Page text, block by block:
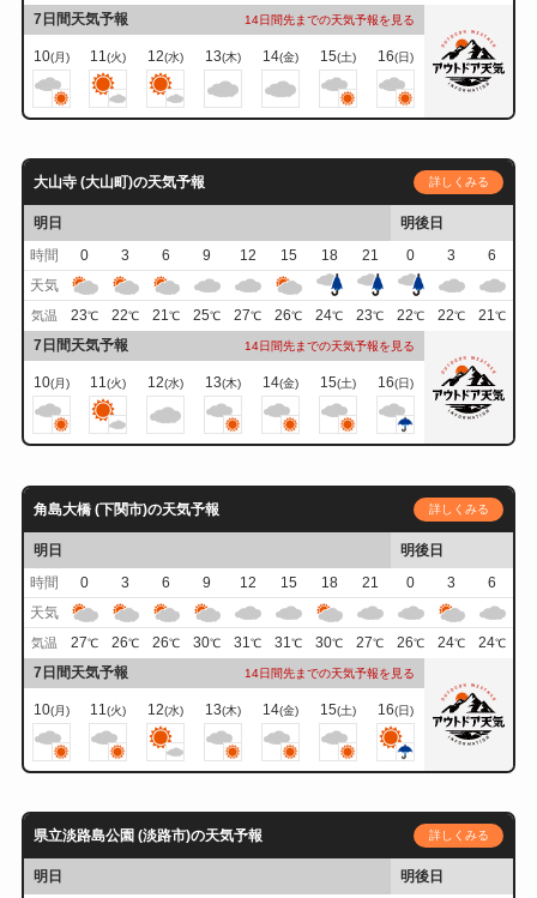
7日間天気予報 14日間先までの天気予報を見る
10(月) 11(火) 12(水) 13(木) 14(金) 15(土) 16(日)
大山寺 (大山町)の天気予報 詳しくみる
明日
明後日
時間
0 3 6 9 12 15 18 21 0 3
6
天気
気温 23℃ 22℃ 21℃ 25℃ 27℃ 26℃ 24℃ 23℃ 22℃ 22℃ 21℃
7日間天気予報 14日間先までの天気予報を見る
10(月) 11(火) 12(水) 13(木) 14(金) 15(土) 16(日)
角島大橋 (下関市)の天気予報 詳しくみる
明日
明後日
時間
0 3 6 9 12 15 18 21 0 3
6
天気
気温 27℃ 26℃ 26℃ 30℃ 31℃ 31℃ 30℃ 27℃ 26℃ 24℃ 24℃
7日間天気予報 14日間先までの天気予報を見る
10(月) 11(火) 12(水) 13(木) 14(金) 15(土) 16(日)
県立淡路島公園 (淡路市)の天気予報 詳しくみる
明日
明後日